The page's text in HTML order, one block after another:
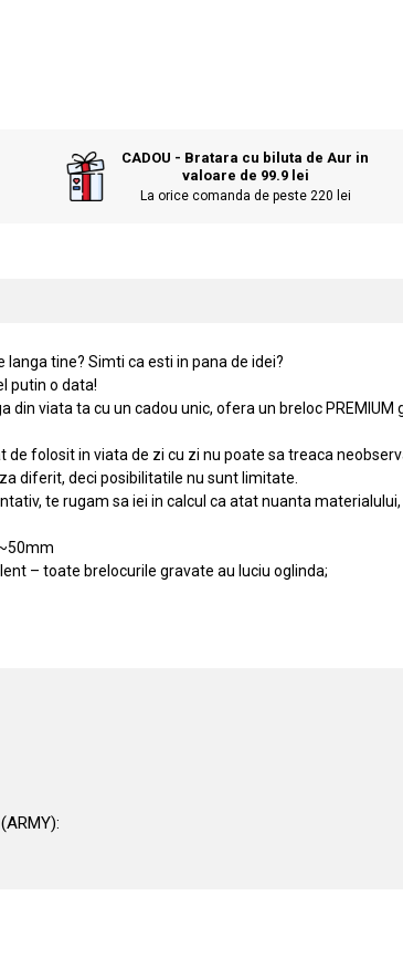
CADOU - Bratara cu biluta de Aur in
valoare de 99.9 lei
La orice comanda de peste 220 lei
langa tine? Simti ca esti in pana de idei?
putin o data!
din viata ta cu un cadou unic, ofera un breloc PREMIUM
de folosit in viata de zi cu zi nu poate sa treaca
diferit, deci posibilitatile nu sunt limitate.
te rugam sa iei in calcul ca atat nuanta
– toate brelocurile gravate au luciu oglinda;